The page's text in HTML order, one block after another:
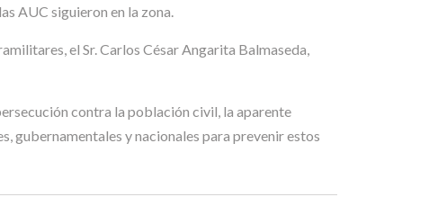
AUC siguieron en la zona.
el Sr. Carlos César Angarita Balmaseda,
contra la población civil, la aparente
gubernamentales y nacionales para prevenir estos